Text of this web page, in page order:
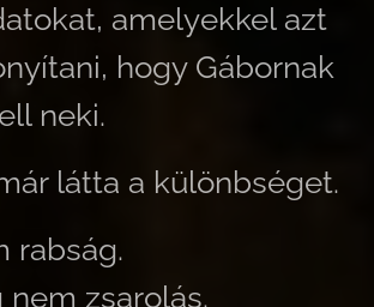
amelyekkel azt
hogy Gábornak
neki.
látta a különbséget.
rabság.
nem zsarolás.